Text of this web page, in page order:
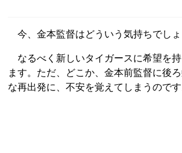
今、金本監督はどういう気持ちでしょ
なるべく新しいタイガースに希望を
ます。ただ、どこか、金本前監督に後
な再出発に、不安を覚えてしまうのです